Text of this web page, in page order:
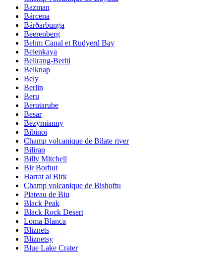
Bazman
Bárcena
Bárðarbunga
Beerenberg
Behm Canal et Rudyerd Bay
Belenkaya
Belirang-Beriti
Belknap
Bely
Berlin
Beru
Berutarube
Besar
Bezymianny
Bibinoi
Champ volcanique de Bilate river
Biliran
Billy Mitchell
Bir Borhut
Harrat al Birk
Champ volcanique de Bishoftu
Plateau de Biu
Black Peak
Black Rock Desert
Loma Blanca
Bliznets
Bliznetsy
Blue Lake Crater